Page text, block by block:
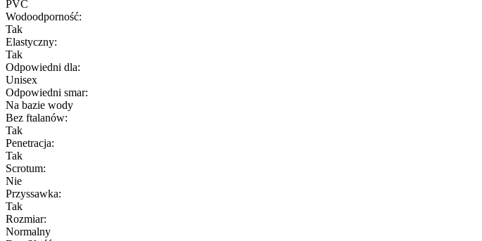
PVC
Wodoodporność:
Tak
Elastyczny:
Tak
Odpowiedni dla:
Unisex
Odpowiedni smar:
Na bazie wody
Bez ftalanów:
Tak
Penetracja:
Tak
Scrotum:
Nie
Przyssawka:
Tak
Rozmiar:
Normalny